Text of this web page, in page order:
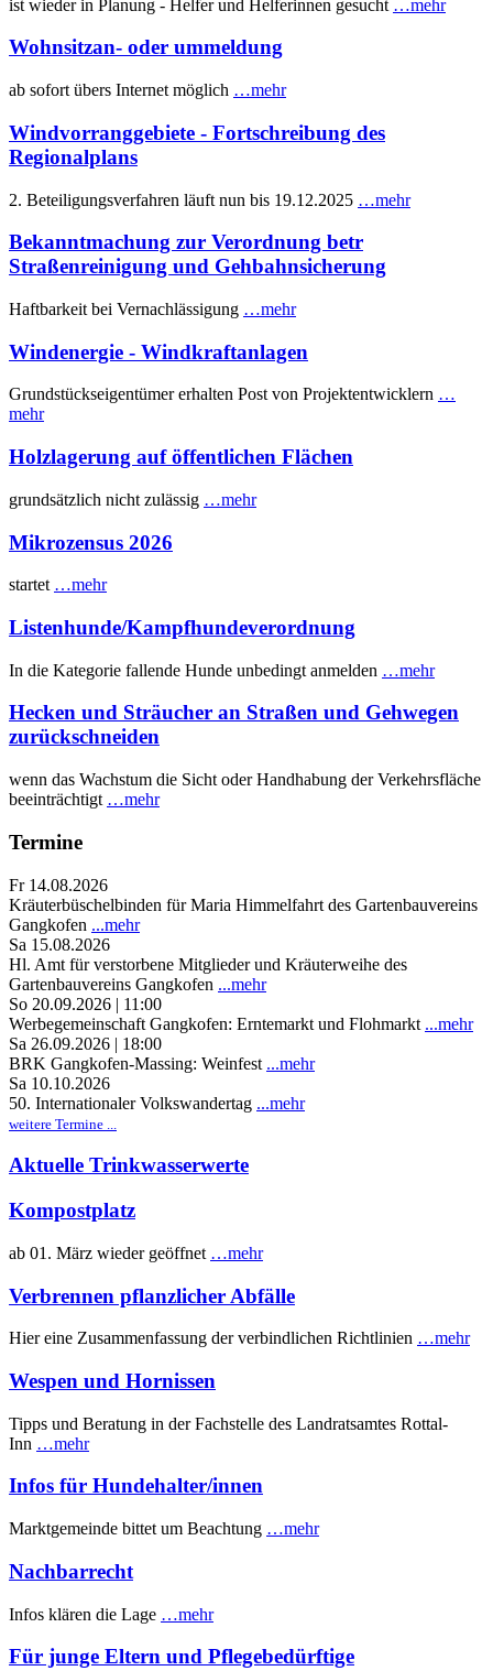
ist wieder in Planung - Helfer und Helferinnen gesucht …mehr
Wohnsitzan- oder ummeldung
ab sofort übers Internet möglich …mehr
Windvorranggebiete - Fortschreibung des
Regionalplans
2. Beteiligungsverfahren läuft nun bis 19.12.2025 …mehr
Bekanntmachung zur Verordnung betr
Straßenreinigung und Gehbahnsicherung
Haftbarkeit bei Vernachlässigung …mehr
Windenergie - Windkraftanlagen
Grundstückseigentümer erhalten Post von Projektentwicklern …
mehr
Holzlagerung auf öffentlichen Flächen
grundsätzlich nicht zulässig …mehr
Mikrozensus 2026
startet …mehr
Listenhunde/Kampfhundeverordnung
In die Kategorie fallende Hunde unbedingt anmelden …mehr
Hecken und Sträucher an Straßen und Gehwegen
zurückschneiden
wenn das Wachstum die Sicht oder Handhabung der Verkehrsfläche
beeinträchtigt …mehr
Termine
Fr 14.08.2026
Kräuterbüschelbinden für Maria Himmelfahrt des Gartenbauvereins
Gangkofen ...mehr
Sa 15.08.2026
Hl. Amt für verstorbene Mitglieder und Kräuterweihe des
Gartenbauvereins Gangkofen ...mehr
So 20.09.2026 | 11:00
Werbegemeinschaft Gangkofen: Erntemarkt und Flohmarkt ...mehr
Sa 26.09.2026 | 18:00
BRK Gangkofen-Massing: Weinfest ...mehr
Sa 10.10.2026
50. Internationaler Volkswandertag ...mehr
weitere Termine ...
Aktuelle Trinkwasserwerte
Kompostplatz
ab 01. März wieder geöffnet …mehr
Verbrennen pflanzlicher Abfälle
Hier eine Zusammenfassung der verbindlichen Richtlinien …mehr
Wespen und Hornissen
Tipps und Beratung in der Fachstelle des Landratsamtes Rottal-
Inn …mehr
Infos für Hundehalter/innen
Marktgemeinde bittet um Beachtung …mehr
Nachbarrecht
Infos klären die Lage …mehr
Für junge Eltern und Pflegebedürftige